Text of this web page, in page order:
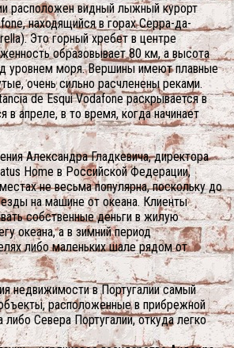
расположен видный лыжный курорт
находящийся в горах Серра-да-
Это горный хребет в центре
образовывает 80 км, а высота
уровнем моря. Вершины имеют плавные
очень сильно расчленены реками.
de Esqui Vodafone раскрывается в
в апреле, в то время, когда начинает
Александра Гладкевича, директора
Home в Российской Федерации,
не весьма популярна, поскольку до
на машине от океана. Клиенты
собственные деньги в жилую
океана, а в зимний период
либо маленьких шале рядом от
недвижимости в Португалии самый
расположенные в прибрежной
либо Севера Португалии, откуда легко